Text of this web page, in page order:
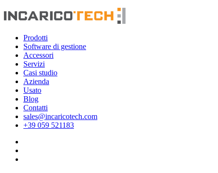
Prodotti
Software di gestione
Accessori
Servizi
Casi studio
Azienda
Usato
Blog
Contatti
sales@incaricotech.com
+39 059 521183